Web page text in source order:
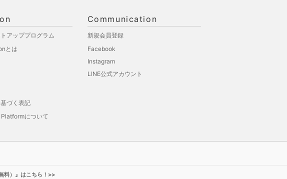
アッププログラム
とは
づく表記
について
Communication
新規会員登録
Facebook
Instagram
LINE公式アカウント
料）』はこちら！>>